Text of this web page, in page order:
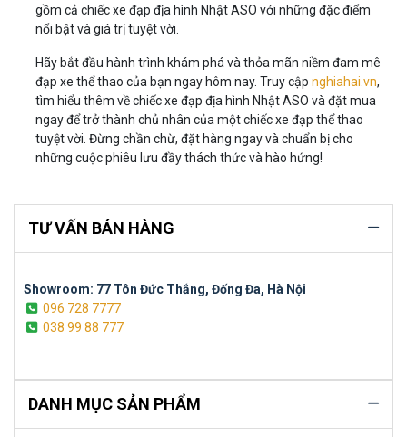
gồm cả chiếc xe đạp địa hình Nhật ASO với những đặc điểm
nổi bật và giá trị tuyệt vời.
Hãy bắt đầu hành trình khám phá và thỏa mãn niềm đam mê
đạp xe thể thao của bạn ngay hôm nay. Truy cập nghiahai.vn,
tìm hiểu thêm về chiếc xe đạp địa hình Nhật ASO và đặt mua
ngay để trở thành chủ nhân của một chiếc xe đạp thể thao
tuyệt vời. Đừng chần chừ, đặt hàng ngay và chuẩn bị cho
những cuộc phiêu lưu đầy thách thức và hào hứng!
TƯ VẤN BÁN HÀNG
Showroom: 77 Tôn Đức Thắng, Đống Đa, Hà Nội
096 728 7777
038 99 88 777
DANH MỤC SẢN PHẨM